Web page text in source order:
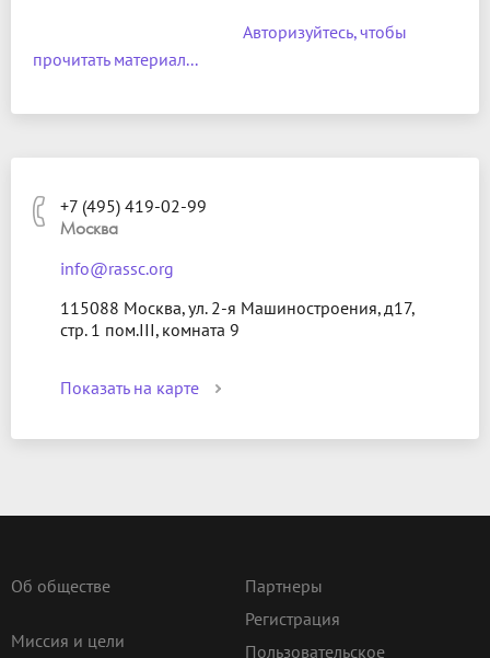
+7 (495) 419-02-99
Москва
info@rassc.org
115088 Москва, ул. 2-я Машиностроения, д17,
стр. 1 пом.III, комната 9
Показать на карте
Об обществе
Миссия и цели
Партнеры
Регистрация
Пользовательское